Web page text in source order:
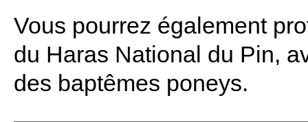
Vous pourrez également
du Haras National du Pin,
des baptêmes poneys.